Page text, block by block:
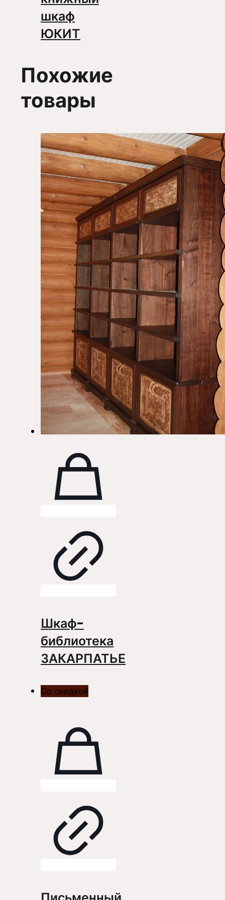
шкаф
ЮКИТ
Похожие
товары
Шкаф-
библиотека
ЗАКАРПАТЬЕ
Со скидкой